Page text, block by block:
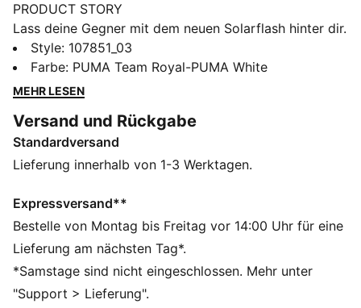
PRODUCT STORY
Lass deine Gegner mit dem neuen Solarflash hinter dir.
Dieser Top-Performer für die Halle bietet
hervorragende Energierückgabe und erhöhte
Explosivität durch eine leichte Zwischensohlen-
einen stabilen oberen Rahmen integriert, der
verbesserten Support für alle multidirektionalen
Bewegungen bietet.
Das Obermaterial der Schuhe besteht zu mindestens
20 % aus recycelten Materialien
DETAILS
Regular Fit
StabilitySkeleton für hervorragende Stabilität auf der
Außen- und Innenseite
Style: 107851_03
Farbe: PUMA Team Royal-PUMA White
MEHR LESEN
Versand und Rückgabe
Standardversand
Lieferung innerhalb von 1-3 Werktagen.
Expressversand**
Bestelle von Montag bis Freitag vor 14:00 Uhr für eine
Lieferung am nächsten Tag*.
*Samstage sind nicht eingeschlossen. Mehr unter
"Support > Lieferung".